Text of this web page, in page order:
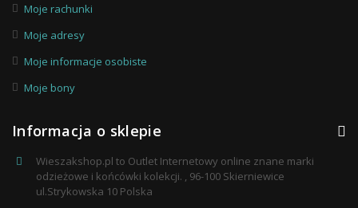
Moje rachunki
Moje adresy
Moje informacje osobiste
Moje bony
Informacja o sklepie
Wieszakshop.pl to Outlet Internetowy online znane marki
odzieżowe i końcówki kolekcji. , 96-100 Skierniewice
ul.Strykowska 10 Polska